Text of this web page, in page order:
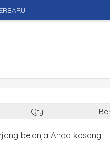
Qty
belanja Anda kosong!